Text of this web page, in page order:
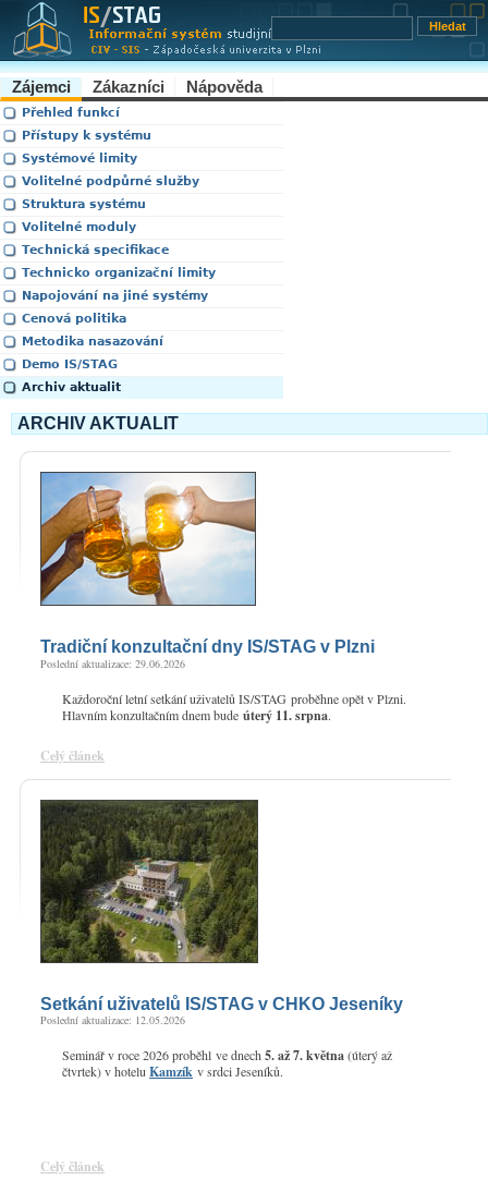
Zájemci Zákazníci Nápověda
Přehled funkcí
Přístupy k systému
Systémové limity
Volitelné podpůrné služby
Struktura systému
Volitelné moduly
Technická specifikace
Technicko organizační limity
Napojování na jiné systémy
Cenová politika
Metodika nasazování
Demo IS/STAG
Archiv aktualit
ARCHIV AKTUALIT
Tradiční konzultační dny IS/STAG v Plzni
Poslední aktualizace: 29.06.2026
Každoroční letní setkání uživatelů IS/STAG proběhne opět v Plzni.
Hlavním konzultačním dnem bude úterý 11. srpna.
Celý článek
Setkání uživatelů IS/STAG v CHKO Jeseníky
Poslední aktualizace: 12.05.2026
Seminář v roce 2026 proběhl ve dnech5. až 7. května(úterý až
čtvrtek) v hoteluKamzík v srdci Jeseníků.
Celý článek